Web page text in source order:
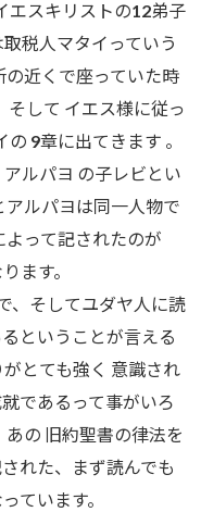
エスキリストの12弟子
税人マタイっていう
の近くで座っていた時
そして イエス様に従っ
9章に出てきます 。
ルパヨ の子レビとい
アルパヨは同一人物で
って記されたのが
ます。
、そしてユダヤ人に読
ということが言える
とても強く 意識され
であるって事がいろ
の 旧約聖書の律法を
れた、まず読んでも
ています。